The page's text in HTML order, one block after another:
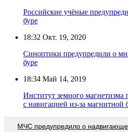
Российские учёные
буре
18:32 Окт. 19, 2020
Синоптики предупредили о
буре
18:34 Май 14, 2019
Институт земного магнетизма
с навигацией из-за магнитной
МЧС предупредило о